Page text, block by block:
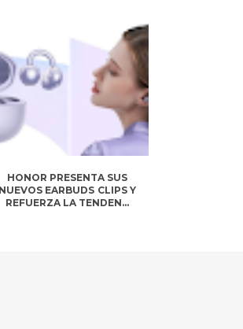
HONOR PRESENTA SUS
NUEVOS EARBUDS CLIPS Y
REFUERZA LA TENDEN...